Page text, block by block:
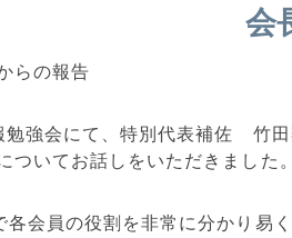
会
らの報告
強会にて、特別代表補佐 竹
ついてお話しをいただきました。
会員の役割を非常に分かり易